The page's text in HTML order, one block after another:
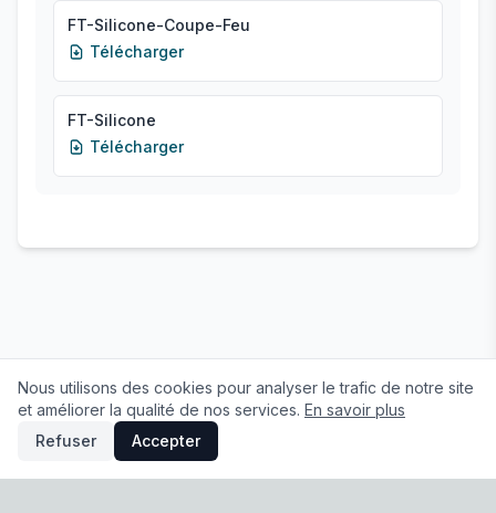
FT-Silicone-Coupe-Feu
Télécharger
FT-Silicone
Télécharger
Nous utilisons des cookies pour analyser le trafic de notre site
et améliorer la qualité de nos services. En savoir plus
Refuser
Accepter